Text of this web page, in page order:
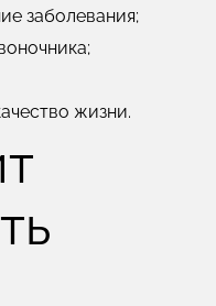
заболевания;
жизни.